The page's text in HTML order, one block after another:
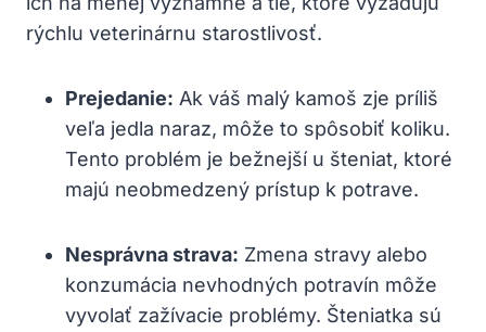
rýchlu veterinárnu starostlivosť.
Prejedanie: Ak váš malý kamoš zje príliš
veľa jedla naraz, môže to spôsobiť koliku.
Tento problém je bežnejší u šteniat, ktoré
majú neobmedzený prístup k potrave.
Nesprávna strava: Zmena stravy alebo
konzumácia nevhodných potravín môže
vyvolať zažívacie problémy. Šteniatka sú